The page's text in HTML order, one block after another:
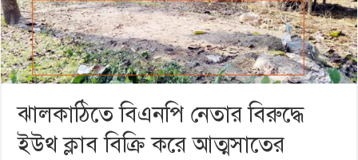
ঝালকাঠিতে বিএনপি নেতার বিরুদ্ধে
ইউথ ক্লাব বিক্রি করে আত্মসাতের